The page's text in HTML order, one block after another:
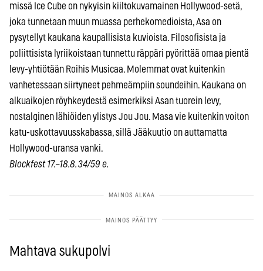
missä Ice Cube on nykyisin kiiltokuvamainen Hollywood-setä,
joka tunnetaan muun muassa perhekomedioista, Asa on
pysytellyt kaukana kaupallisista kuvioista. Filosofisista ja
poliittisista lyriikoistaan tunnettu räppäri pyörittää omaa pientä
levy-yhtiötään Roihis Musicaa. Molemmat ovat kuitenkin
vanhetessaan siirtyneet pehmeämpiin soundeihin. Kaukana on
alkuaikojen röyhkeydestä esimerkiksi Asan tuorein levy,
nostalginen lähiöiden ylistys Jou Jou. Masa vie kuitenkin voiton
katu-uskottavuusskabassa, sillä Jääkuutio on auttamatta
Hollywood-uransa vanki.
Blockfest 17.–18.8. 34/59 e.
Mahtava sukupolvi